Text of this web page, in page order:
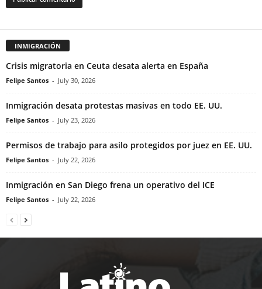
INMIGRACIÓN
Crisis migratoria en Ceuta desata alerta en España
Felipe Santos - July 30, 2026
Inmigración desata protestas masivas en todo EE. UU.
Felipe Santos - July 23, 2026
Permisos de trabajo para asilo protegidos por juez en EE. UU.
Felipe Santos - July 22, 2026
Inmigración en San Diego frena un operativo del ICE
Felipe Santos - July 22, 2026